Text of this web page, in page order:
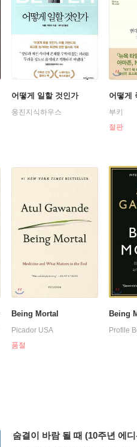
어떻게 일할 것인가
웅진지식하우스
어떻게
부키
절판
Being Mortal
Picador USA
품절
Being
Profile
숨결이 바람 될 때 (10주년 에